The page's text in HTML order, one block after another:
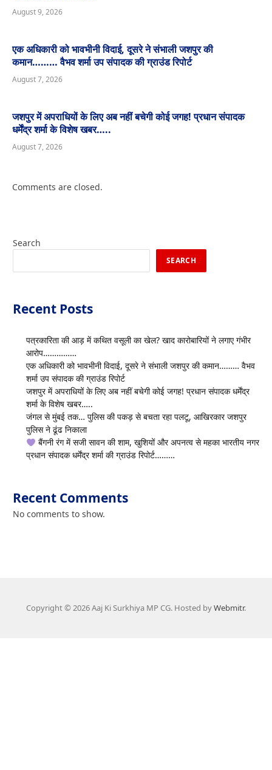
August 9, 2026
एक अधिकारी को भावभीनी विदाई, दूसरे ने संभाली जशपुर की
कमान……… वैभव शर्मा उप संपादक की ग्राउंड रिपोर्ट
August 7, 2026
जशपुर में अपराधियों के लिए अब नहीं बचेगी कोई जगह! प्रधान संपादक
धर्मेंद्र शर्मा के विशेष खबर…..
August 7, 2026
Comments are closed.
Search
SEARCH
Recent Posts
पत्रकारिता की आड़ में कथित वसूली का खेल? खाद कारोबारियों ने लगाए गंभीर
आरोप……………
एक अधिकारी को भावभीनी विदाई, दूसरे ने संभाली जशपुर की कमान……… वैभव
शर्मा उप संपादक की ग्राउंड रिपोर्ट
जशपुर में अपराधियों के लिए अब नहीं बचेगी कोई जगह! प्रधान संपादक धर्मेंद्र
शर्मा के विशेष खबर…..
जंगल से मुंबई तक… पुलिस की पकड़ से बचता रहा पलटू, आखिरकार जशपुर
पुलिस ने ढूंढ निकाला
बैंगनी रंग में सजी सावन की शाम, खुशियों और अपनत्व से महका भारतीय नगर
प्रधान संपादक धर्मेंद्र शर्मा की ग्राउंड रिपोर्ट………
Recent Comments
No comments to show.
Copyright © 2026 Aaj Ki Surkhiya MP CG. Hosted byWebmitr.